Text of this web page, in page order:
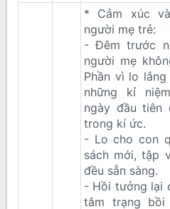
* Cảm xúc
người mẹ trẻ:
- Đêm trước
người mẹ
Phần vì lo
những kỉ
ngày đầu tiên
trong kí ức.
- Lo cho con
sách mới, tập
đều sẵn sàng.
- Hồi tưởng lại
tâm trạng